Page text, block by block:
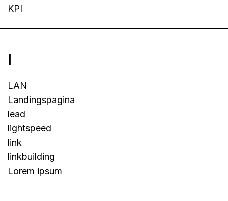
KPI
l
LAN
Landingspagina
lead
lightspeed
link
linkbuilding
Lorem ipsum